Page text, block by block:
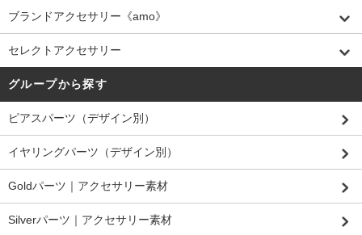
ブランドアクセサリー《amo》
セレクトアクセサリー
グループから探す
ピアスパーツ（デザイン別）
イヤリングパーツ（デザイン別）
Goldパーツ｜アクセサリー素材
Silverパーツ｜アクセサリー素材